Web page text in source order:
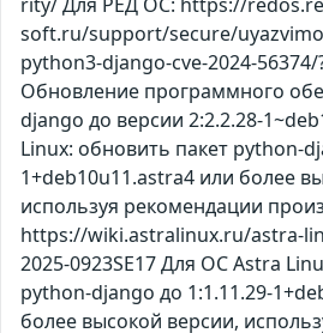
soft.ru/support/secure/
python3-django-cve-2024-
Обновление программного
django до версии 2:2.2.28-
Linux: обновить пакет python-
1+deb10u11.astra4 или более
используя рекомендации
https://wiki.astralinux.ru/astra-
2025-0923SE17 Для ОС Astra
python-django до 1:1.11.29-
более высокой версии,